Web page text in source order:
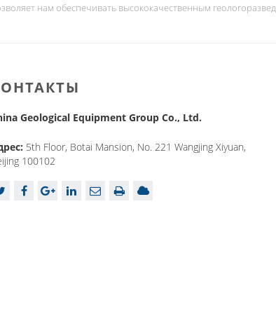
нам обеспечивать высококачественным
Geological Equipment Group Co., Ltd.
5th Floor, Botai Mansion, No. 221 Wangjing Xiyuan,
100102